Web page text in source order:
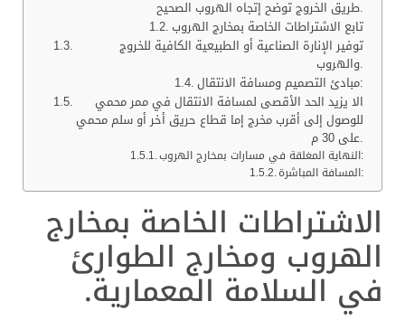
طريق الخروج توضح إتجاه الهروب الصحيح.
تابع الاشتراطات الخاصة بمخارج الهروب
توفير الإنارة الصناعية أو الطبيعية الكافية للخروج
والهروب.
مبادئ التصميم ومسافة الانتقال:
الا يزيد الحد الأقصى لمسافة الانتقال في ممر محمي
للوصول إلى أقرب مخرج إما قطاع حريق أخر أو سلم محمي
على 30 م.
النهاية المغلقة في مسارات بمخارج الهروب:
المسافة المباشرة:
الاشتراطات الخاصة بمخارج
الهروب ومخارج الطوارئ
في السلامة المعمارية.